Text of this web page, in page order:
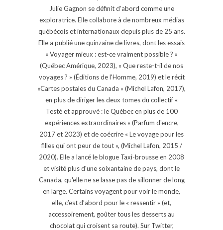
Julie Gagnon se définit d’abord comme une
exploratrice. Elle collabore à de nombreux médias
québécois et internationaux depuis plus de 25 ans.
Elle a publié une quinzaine de livres, dont les essais
« Voyager mieux : est-ce vraiment possible ? »
(Québec Amérique, 2023), « Que reste-t-il de nos
voyages ? » (Éditions de l'Homme, 2019) et le récit
«Cartes postales du Canada » (Michel Lafon, 2017),
en plus de diriger les deux tomes du collectif «
Testé et approuvé : le Québec en plus de 100
expériences extraordinaires » (Parfum d'encre,
2017 et 2023) et de coécrire « Le voyage pour les
filles qui ont peur de tout », (Michel Lafon, 2015 /
2020). Elle a lancé le blogue Taxi-brousse en 2008
et visité plus d'une soixantaine de pays, dont le
Canada, qu'elle ne se lasse pas de sillonner de long
en large. Certains voyagent pour voir le monde,
elle, c’est d’abord pour le « ressentir » (et,
accessoirement, goûter tous les desserts au
chocolat qui croisent sa route). Sur Twitter,